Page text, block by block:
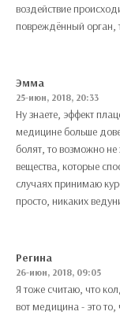
воздействие
повреждённый орган,
Эмма
25-июн, 2018, 20:33
Ну знаете, эффект
медицине больше
болят, то возможно
вещества, которые
случаях принимаю
просто, никаких
Регина
26-июн, 2018, 09:05
Я тоже считаю, что
вот медицина - это то,